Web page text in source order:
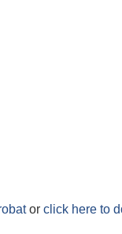
or click here to